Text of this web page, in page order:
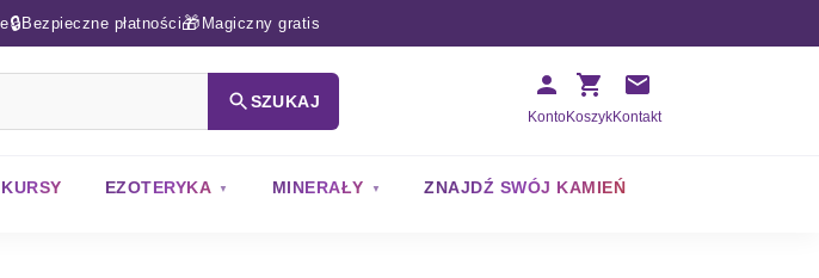
🔒 Bezpieczne płatności🎁 Magiczny gratis
SZUKAJ
KontoKoszykKontakt
KURSY EZOTERYKA MINERAŁY ZNAJDŹ SWÓJ KAMIEŃ